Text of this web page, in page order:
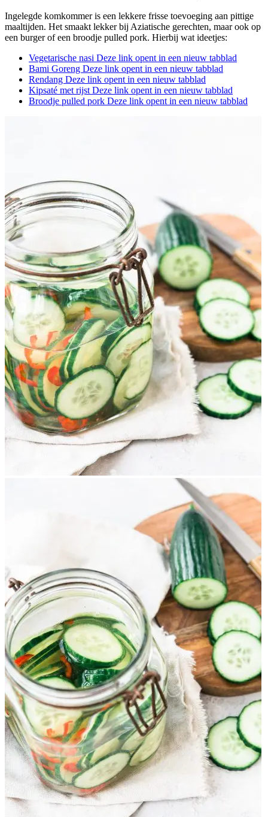
Ingelegde komkommer is een lekkere frisse toevoeging aan pittige
maaltijden. Het smaakt lekker bij Aziatische gerechten, maar ook op
een burger of een broodje pulled pork. Hierbij wat ideetjes:
Vegetarische nasi Deze link opent in een nieuw tabblad
Bami Goreng Deze link opent in een nieuw tabblad
Rendang Deze link opent in een nieuw tabblad
Kipsaté met rijst Deze link opent in een nieuw tabblad
Broodje pulled pork Deze link opent in een nieuw tabblad